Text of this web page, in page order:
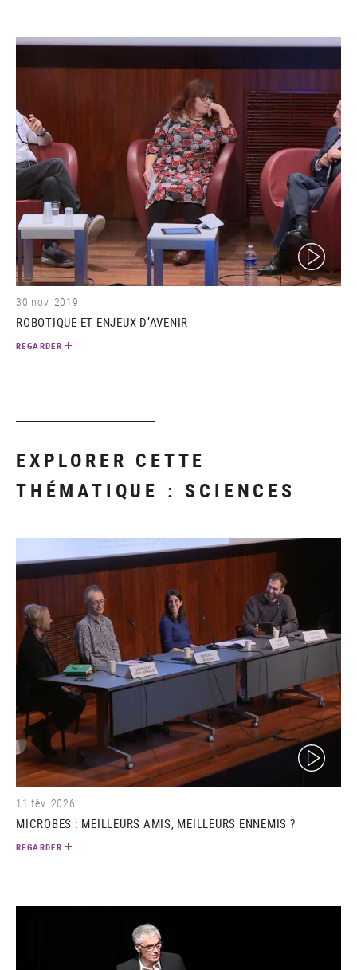
(video)
30 nov. 2019
ROBOTIQUE ET ENJEUX D’AVENIR
REGARDER
EXPLORER CETTE
THÉMATIQUE : SCIENCES
(video)
11 fév. 2026
MICROBES : MEILLEURS AMIS, MEILLEURS ENNEMIS ?
REGARDER